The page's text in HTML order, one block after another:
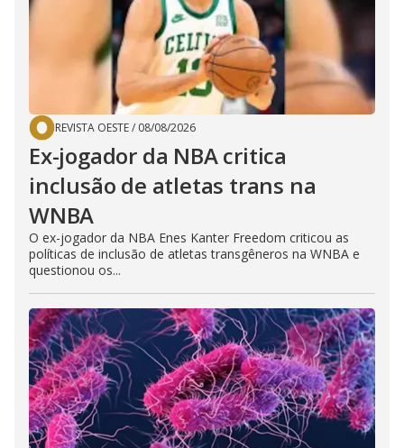
REVISTA OESTE/ 08/08/2026
Ex-jogador da NBA critica
inclusão de atletas trans na
WNBA
O ex-jogador da NBA Enes Kanter Freedom criticou as
políticas de inclusão de atletas transgêneros na WNBA e
questionou os...